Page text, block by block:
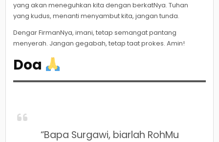
yang akan meneguhkan kita dengan berkatNya. Tuhan
yang kudus, menanti menyambut kita, jangan tunda.
Dengar FirmanNya, imani, tetap semangat pantang
menyerah. Jangan gegabah, tetap taat prokes. Amin!
Doa
“Bapa Surgawi, biarlah RohMu